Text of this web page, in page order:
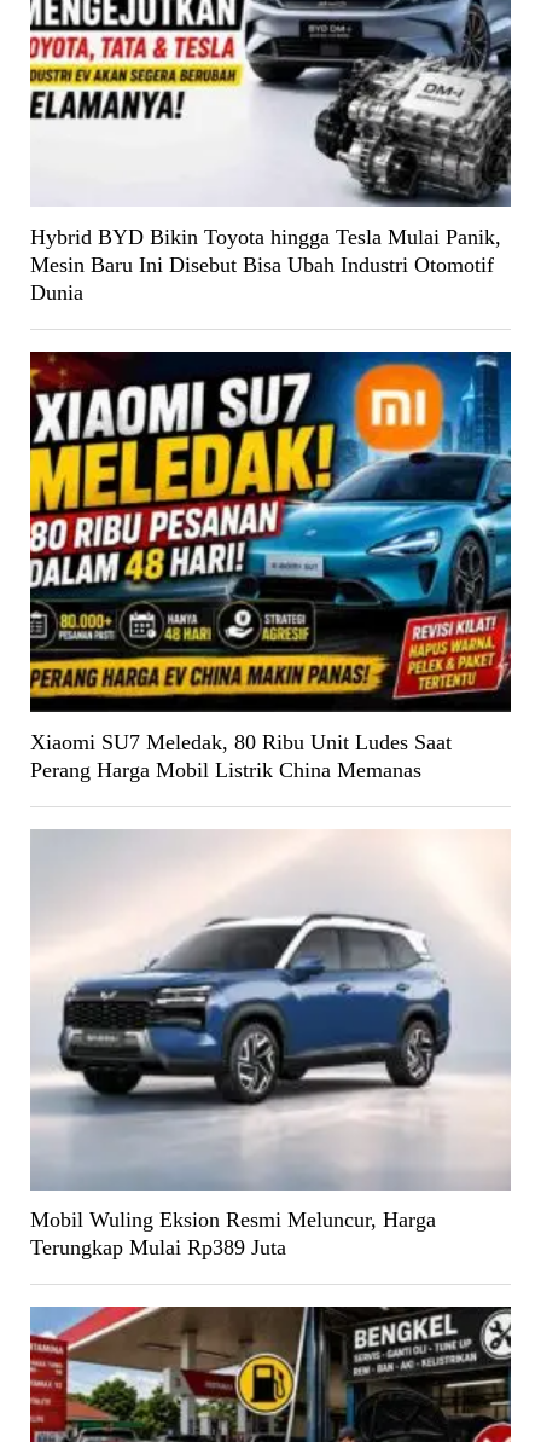
Hybrid BYD Bikin Toyota hingga Tesla Mulai Panik,
Mesin Baru Ini Disebut Bisa Ubah Industri Otomotif
Dunia
Xiaomi SU7 Meledak, 80 Ribu Unit Ludes Saat
Perang Harga Mobil Listrik China Memanas
Mobil Wuling Eksion Resmi Meluncur, Harga
Terungkap Mulai Rp389 Juta